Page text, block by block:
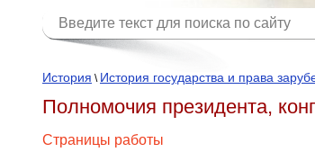
История \ История государства и права
Полномочия президента,
Страницы работы